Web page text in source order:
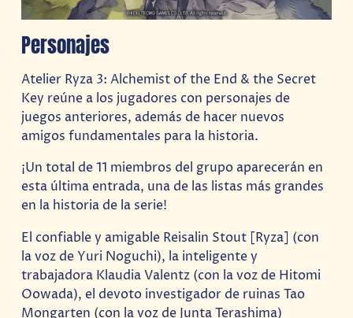
Personajes
Atelier Ryza 3: Alchemist of the End & the Secret
Key reúne a los jugadores con personajes de
juegos anteriores, además de hacer nuevos
amigos fundamentales para la historia.
¡Un total de 11 miembros del grupo aparecerán en
esta última entrada, una de las listas más grandes
en la historia de la serie!
El confiable y amigable Reisalin Stout [Ryza] (con
la voz de Yuri Noguchi), la inteligente y
trabajadora Klaudia Valentz (con la voz de Hitomi
Oowada), el devoto investigador de ruinas Tao
Mongarten (con la voz de Junta Terashima)